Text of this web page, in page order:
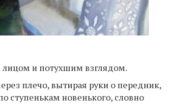
и потухшим взглядом.
плечо, вытирая руки о передник,
ступенькам новенького, словно